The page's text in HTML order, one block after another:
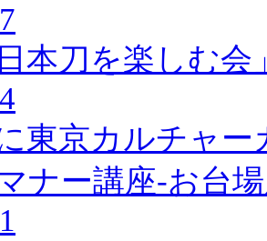
本刀を楽しむ会
東京カルチャ
ナー講座-お台